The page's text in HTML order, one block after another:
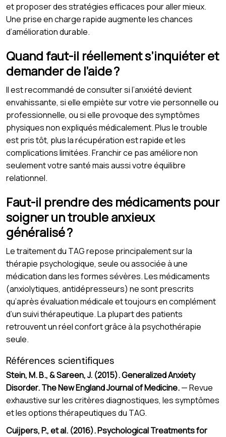
et proposer des stratégies efficaces pour aller mieux.
Une prise en charge rapide augmente les chances
d’amélioration durable.
Quand faut-il réellement s’inquiéter et
demander de l’aide ?
Il est recommandé de consulter si l’anxiété devient
envahissante, si elle empiète sur votre vie personnelle ou
professionnelle, ou si elle provoque des symptômes
physiques non expliqués médicalement. Plus le trouble
est pris tôt, plus la récupération est rapide et les
complications limitées. Franchir ce pas améliore non
seulement votre santé mais aussi votre équilibre
relationnel.
Faut-il prendre des médicaments pour
soigner un trouble anxieux
généralisé ?
Le traitement du TAG repose principalement sur la
thérapie psychologique, seule ou associée à une
médication dans les formes sévères. Les médicaments
(anxiolytiques, antidépresseurs) ne sont prescrits
qu’après évaluation médicale et toujours en complément
d’un suivi thérapeutique. La plupart des patients
retrouvent un réel confort grâce à la psychothérapie
seule.
Références scientifiques
Stein, M. B., & Sareen, J. (2015). Generalized Anxiety
Disorder. The New England Journal of Medicine.— Revue
exhaustive sur les critères diagnostiques, les symptômes
et les options thérapeutiques du TAG.
Cuijpers, P., et al. (2016). Psychological Treatments for